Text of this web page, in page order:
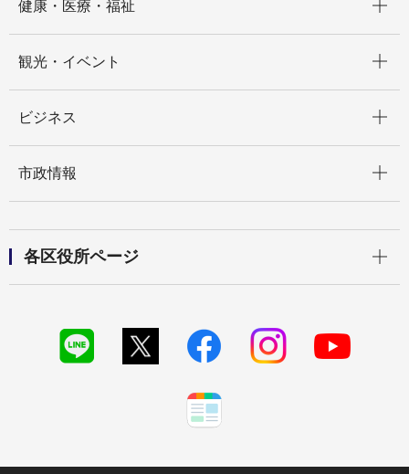
健康・医療・福祉
観光・イベント
ビジネス
市政情報
各区役所ページ